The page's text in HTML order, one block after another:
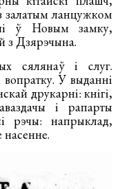
залатым ланцужком
ў Новым замку,
з Дзярэчына.
сялянаў і слуг.
вопратку. У выданні
друкарні: кнігі,
і рапарты
рэчы: напрыклад,
насенне.